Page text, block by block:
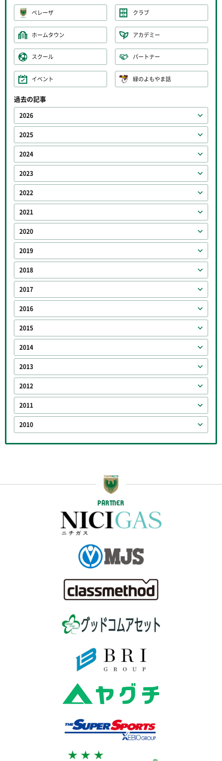
ベレーザ クラブ
ホームタウン アカデミー
スクール パートナー
イベント 緑のよもやま話
過去の記事
2026
2025
2024
2023
2022
2021
2020
2019
2018
2017
2016
2015
2014
2013
2012
2011
2010
PARTNER